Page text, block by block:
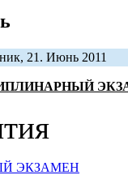
21. Июнь 2011
ЭКЗАМЕН